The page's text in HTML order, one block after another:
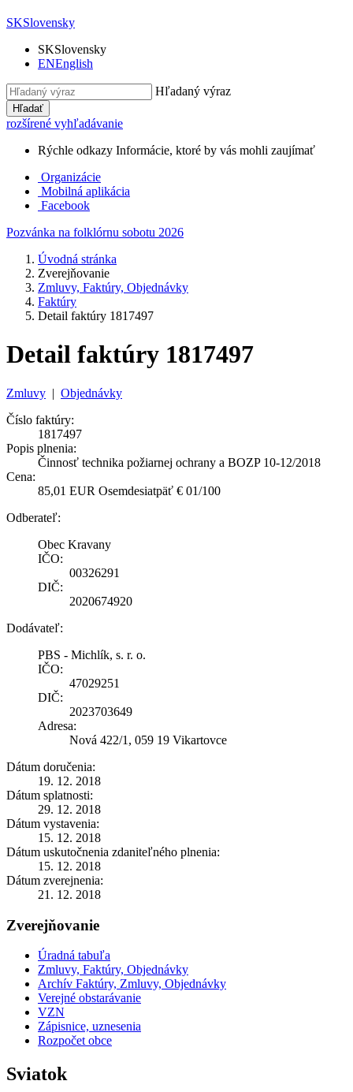
SKSlovensky
SKSlovensky
ENEnglish
Hľadaný výraz
Hľadať
rozšírené vyhľadávanie
Rýchle odkazy Informácie, ktoré by vás mohli zaujímať
Organizácie
Mobilná aplikácia
Facebook
Pozvánka na folklórnu sobotu 2026
Úvodná stránka
Zverejňovanie
Zmluvy, Faktúry, Objednávky
Faktúry
Detail faktúry 1817497
Detail faktúry 1817497
Zmluvy | Objednávky
Číslo faktúry:
1817497
Popis plnenia:
Činnosť technika požiarnej ochrany a BOZP 10-12/2018
Cena:
85,01 EUR Osemdesiatpäť € 01/100
Odberateľ:
Obec Kravany
IČO:
00326291
DIČ:
2020674920
Dodávateľ:
PBS - Michlík, s. r. o.
IČO:
47029251
DIČ:
2023703649
Adresa:
Nová 422/1, 059 19 Vikartovce
Dátum doručenia:
19. 12. 2018
Dátum splatnosti:
29. 12. 2018
Dátum vystavenia:
15. 12. 2018
Dátum uskutočnenia zdaniteľného plnenia:
15. 12. 2018
Dátum zverejnenia:
21. 12. 2018
Zverejňovanie
Úradná tabuľa
Zmluvy, Faktúry, Objednávky
Archív Faktúry, Zmluvy, Objednávky
Verejné obstarávanie
VZN
Zápisnice, uznesenia
Rozpočet obce
Sviatok